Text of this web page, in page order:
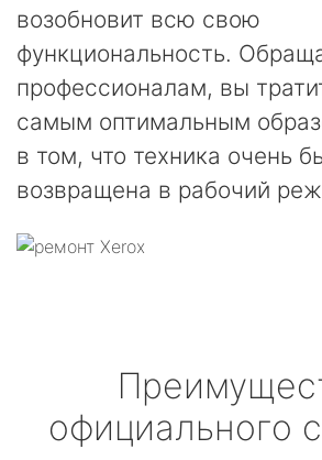
возобновит всю свою
функциональность.
профессионалам, вы
самым оптимальным
в том, что техника очень
возвращена в рабочий
официального